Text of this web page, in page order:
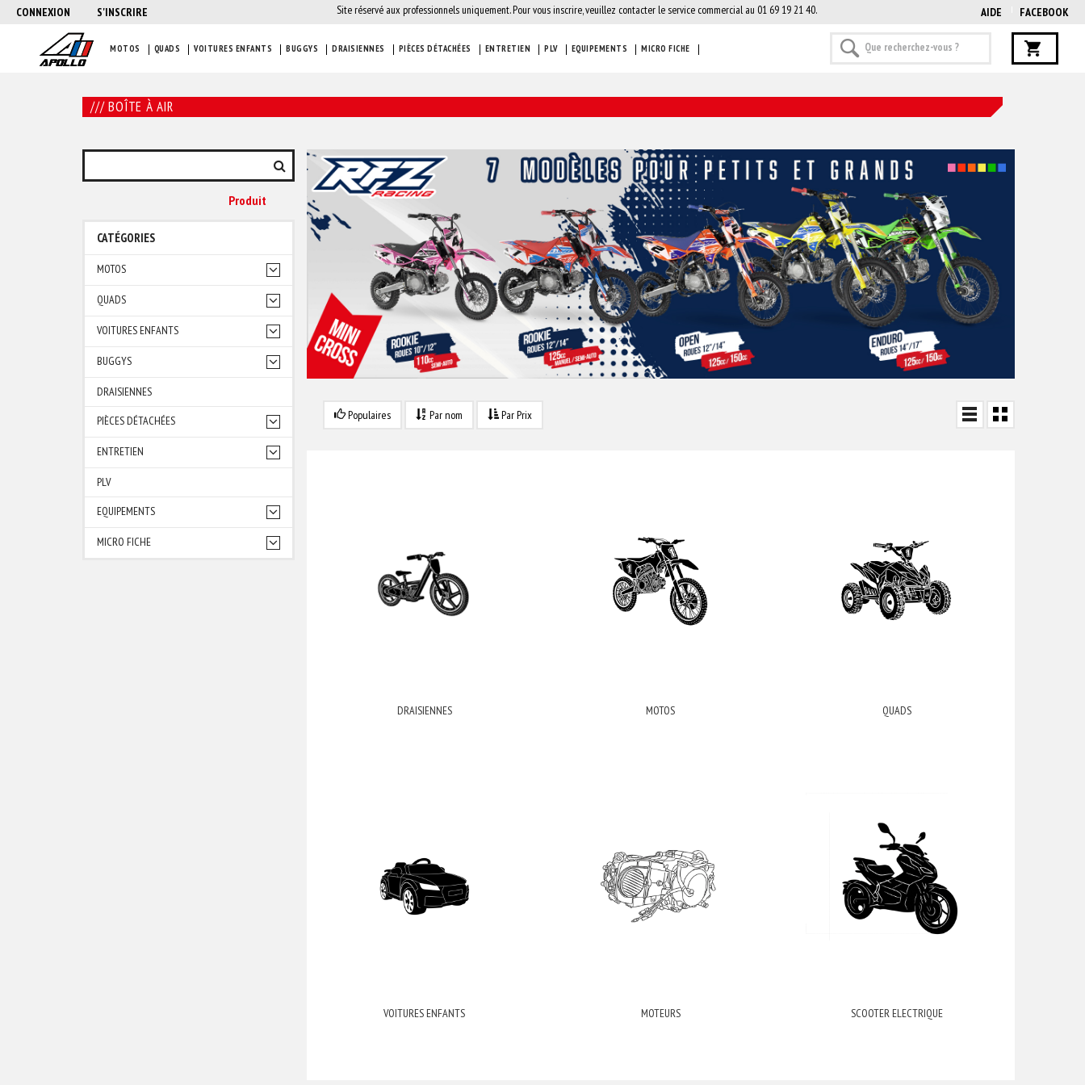
CONNEXION S'INSCRIRE AIDE FACEBOOK
Site réservé aux professionnels uniquement. Pour vous inscrire, veuillez contacter le service commercial au 01 69 19 21 40.
MOTOS QUADS VOITURES ENFANTS BUGGYS DRAISIENNES PIÈCES DÉTACHÉES ENTRETIEN PLV EQUIPEMENTS MICRO FICHE
/// BOÎTE À AIR
Produit
CATÉGORIES
MOTOS
QUADS
VOITURES ENFANTS
BUGGYS
DRAISIENNES
PIÈCES DÉTACHÉES
ENTRETIEN
PLV
EQUIPEMENTS
MICRO FICHE
Populaires Par nom Par Prix
DRAISIENNES MOTOS QUADS
VOITURES ENFANTS MOTEURS SCOOTER ELECTRIQUE